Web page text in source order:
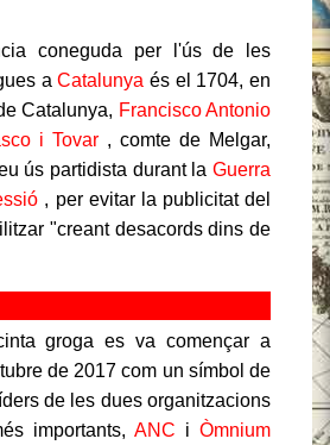
coneguda per l'ús de les
aCatalunya és el 1704, en
Catalunya, Francisco Antonio
i Tovar , comte de Melgar,
ús partidista durant la Guerra
, per evitar la publicitat del
"creant desacords dins de
groga es va començar a
de 2017 com un símbol de
de les dues organitzacions
importants, ANC i Òmnium